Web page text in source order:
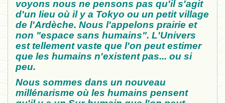
voyons nous ne pensons pas qu'il s'agit
d'un lieu où il y a Tokyo ou un petit village
de l'Ardèche. Nous l'appelons prairie et
non "espace sans humains". L'Univers
est tellement vaste que l'on peut estimer
que les humains n'existent pas... ou si
peu.
Nous sommes dans un nouveau
millénarisme où les humains pensent